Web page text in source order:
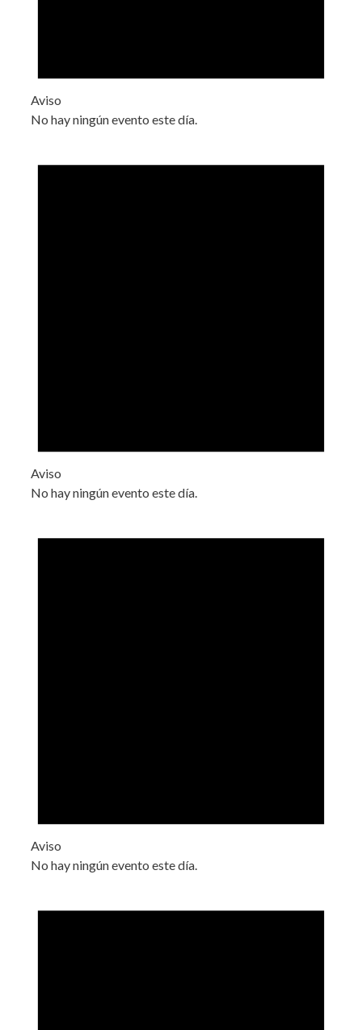
Aviso
No hay ningún evento este día.
Aviso
No hay ningún evento este día.
Aviso
No hay ningún evento este día.